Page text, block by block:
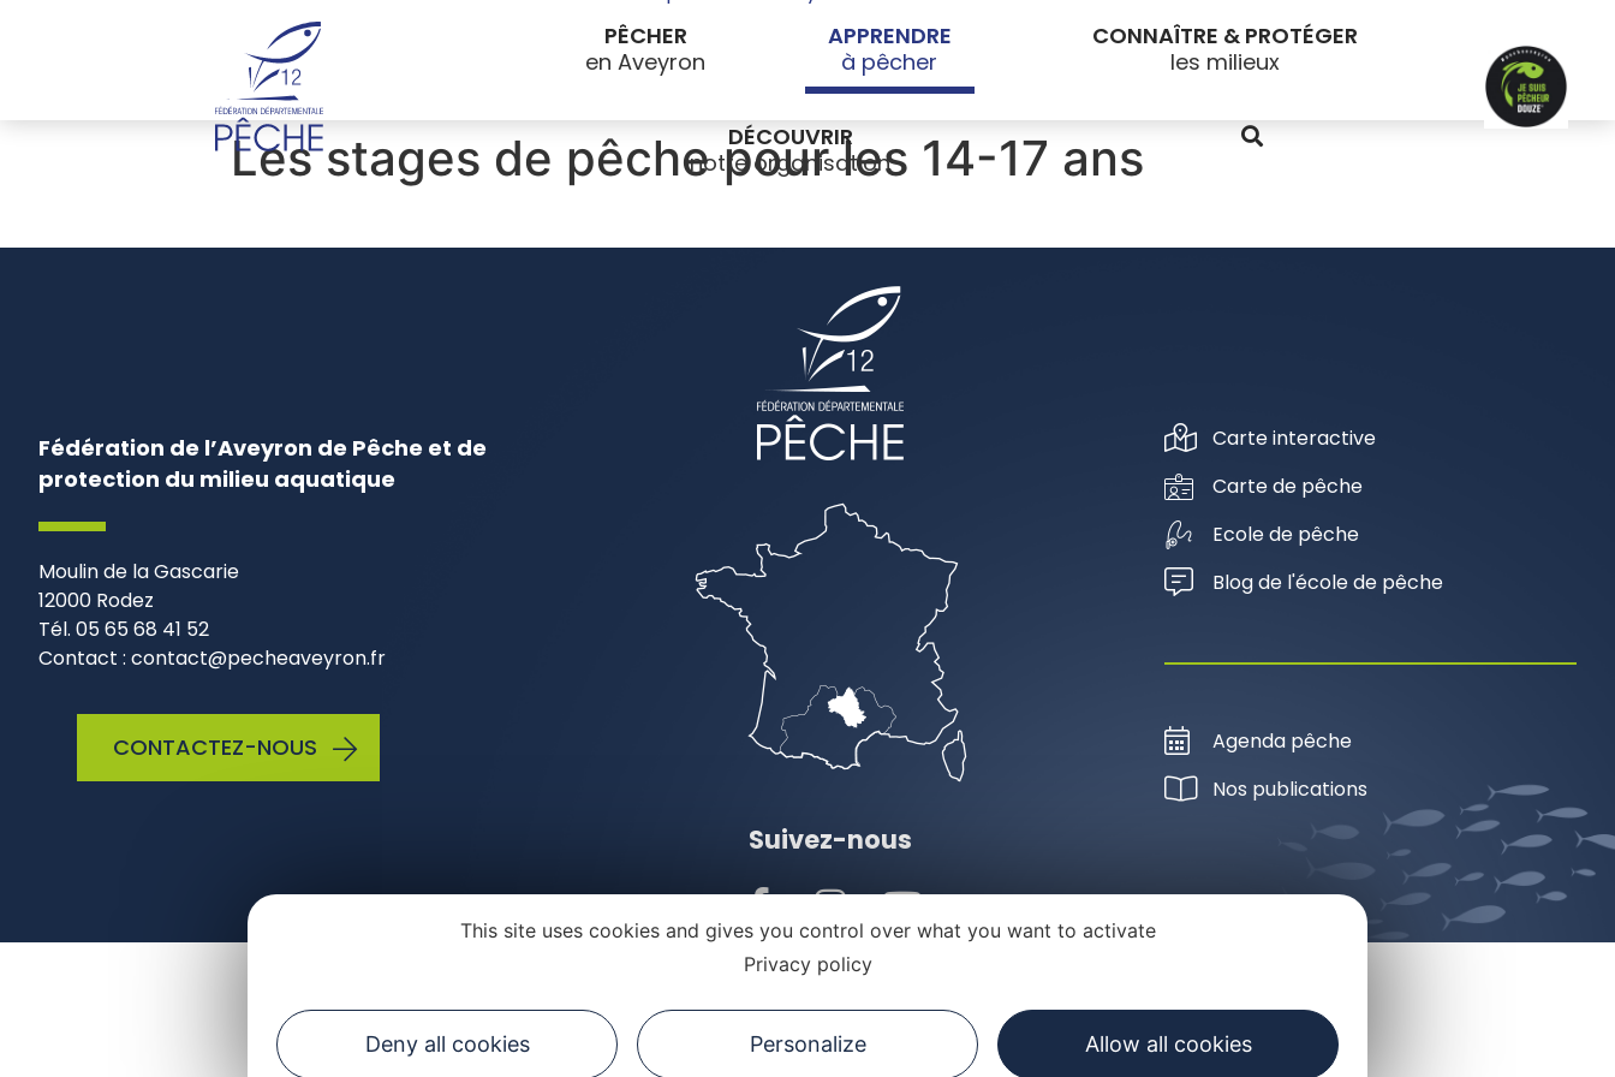
PÊCHER APPRENDRE CONNAÎTRE & PROTÉGER
DÉCOUVRIR
Les stages de pêche pour les 14-17 ans
Fédération de l’Aveyron de Pêche et de
protection du milieu aquatique
Moulin de la Gascarie
12000 Rodez
Tél. 05 65 68 41 52
Contact : contact@pecheaveyron.fr
CONTACTEZ-NOUS
Suivez-nous
Carte interactive
Carte de pêche
Ecole de pêche
Blog de l'école de pêche
Agenda pêche
Nos publications
Politique de confidentialité
This site uses cookies and gives you control over what you want to activate
Privacy policy
Allow all cookies
Personalize
Deny all cookies